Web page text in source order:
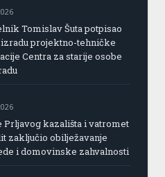
Tomislav Šuta potpisao
projektno-tehničke
Centra za starije osobe
Prljavog kazališta i vatromet
zaključio obilježavanje
i domovinske zahvalnosti